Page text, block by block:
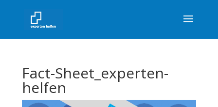
Fact-Sheet_experten-
helfen